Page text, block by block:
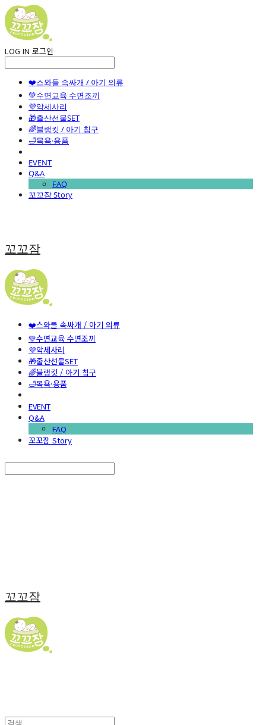
LOG IN 로그인
❤️스와들 속싸개 / 아기 의류
💚수면교육 수면조끼
💜악세사리
🎁출산선물SET
🌈블랭킷 / 아기 침구
🛁목욕·용품
EVENT
Q&A
FAQ
꼬꼬잠 Story
꼬꼬잠
❤️스와들 속싸개 / 아기 의류
💚수면교육 수면조끼
💜악세사리
🎁출산선물SET
🌈블랭킷 / 아기 침구
🛁목욕·용품
EVENT
Q&A
FAQ
꼬꼬잠 Story
꼬꼬잠